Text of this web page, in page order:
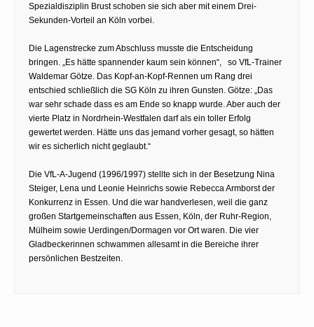
Spezialdisziplin Brust schoben sie sich aber mit einem Drei-
Sekunden-Vorteil an Köln vorbei.
Die Lagenstrecke zum Abschluss musste die Entscheidung
bringen. „Es hätte spannender kaum sein können“, so VfL-Trainer
Waldemar Götze. Das Kopf-an-Kopf-Rennen um Rang drei
entschied schließlich die SG Köln zu ihren Gunsten. Götze: „Das
war sehr schade dass es am Ende so knapp wurde. Aber auch der
vierte Platz in Nordrhein-Westfalen darf als ein toller Erfolg
gewertet werden. Hätte uns das jemand vorher gesagt, so hätten
wir es sicherlich nicht geglaubt.“
Die VfL-A-Jugend (1996/1997) stellte sich in der Besetzung Nina
Steiger, Lena und Leonie Heinrichs sowie Rebecca Armborst der
Konkurrenz in Essen. Und die war handverlesen, weil die ganz
großen Startgemeinschaften aus Essen, Köln, der Ruhr-Region,
Mülheim sowie Uerdingen/Dormagen vor Ort waren. Die vier
Gladbeckerinnen schwammen allesamt in die Bereiche ihrer
persönlichen Bestzeiten.